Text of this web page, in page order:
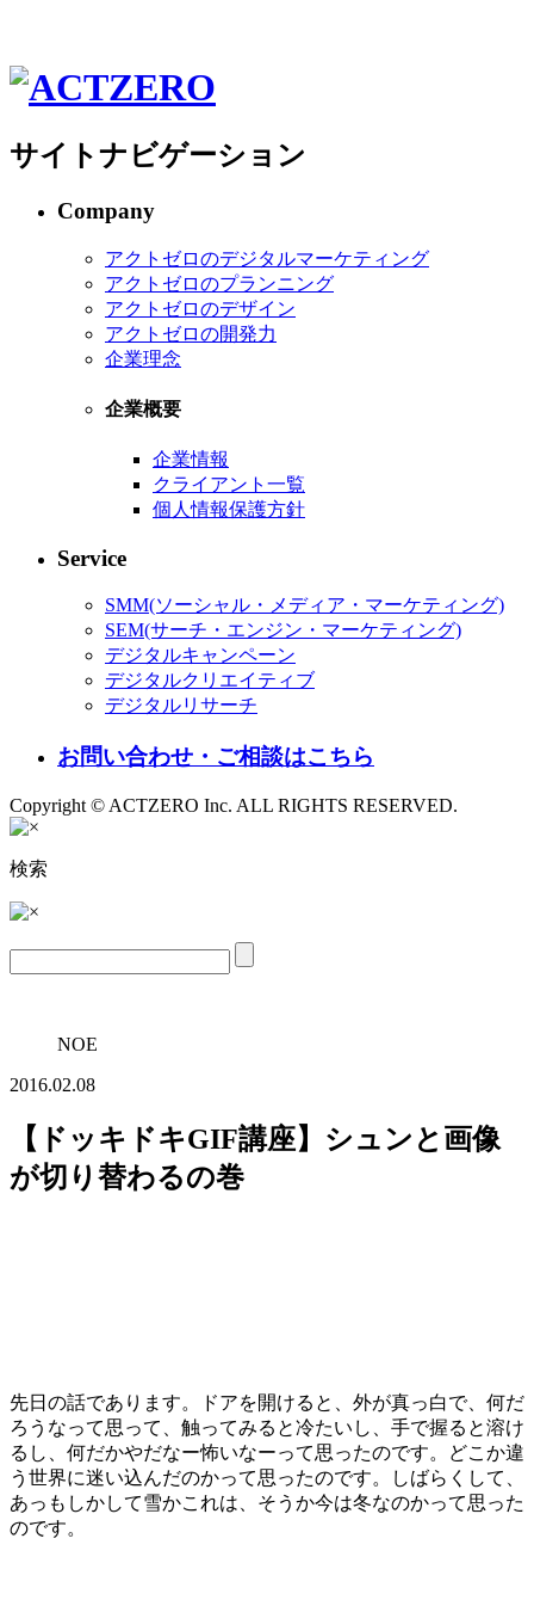
サイトナビゲーション
Company
アクトゼロのデジタルマーケティング
アクトゼロのプランニング
アクトゼロのデザイン
アクトゼロの開発力
企業理念
企業概要
企業情報
クライアント一覧
個人情報保護方針
Service
SMM(ソーシャル・メディア・マーケティング)
SEM(サーチ・エンジン・マーケティング)
デジタルキャンペーン
デジタルクリエイティブ
デジタルリサーチ
お問い合わせ・ご相談はこちら
Copyright © ACTZERO Inc. ALL RIGHTS RESERVED.
検索
NOE
2016.02.08
【ドッキドキGIF講座】シュンと画像
が切り替わるの巻
先日の話であります。ドアを開けると、外が真っ白で、何だ
ろうなって思って、 触ってみると冷たいし、手で握ると溶け
るし、 何だかやだなー怖いなーって思ったのです。
どこか違
う世界に迷い込んだのかって思ったのです。
しばらくして、
あっもしかして雪かこれは、 そうか今は冬なのかって思った
のです。